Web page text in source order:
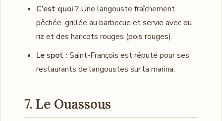
C’est quoi ? Une langouste fraîchement
pêchée, grillée au barbecue et servie avec du
riz et des haricots rouges (pois rouges).
Le spot : Saint-François est réputé pour ses
restaurants de langoustes sur la marina.
7. Le Ouassous